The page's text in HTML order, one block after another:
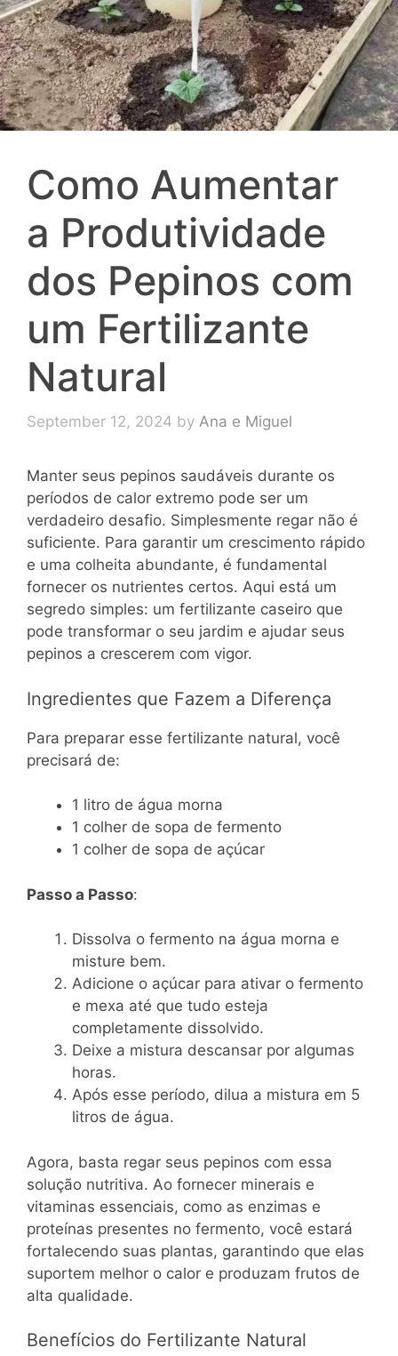
Como Aumentar
a Produtividade
dos Pepinos com
um Fertilizante
Natural
September 12, 2024 by Ana e Miguel
Manter seus pepinos saudáveis durante os
períodos de calor extremo pode ser um
verdadeiro desafio. Simplesmente regar não é
suficiente. Para garantir um crescimento rápido
e uma colheita abundante, é fundamental
fornecer os nutrientes certos. Aqui está um
segredo simples: um fertilizante caseiro que
pode transformar o seu jardim e ajudar seus
pepinos a crescerem com vigor.
Ingredientes que Fazem a Diferença
Para preparar esse fertilizante natural, você
precisará de:
1 litro de água morna
1 colher de sopa de fermento
1 colher de sopa de açúcar
Passo a Passo:
Dissolva o fermento na água morna e
misture bem.
Adicione o açúcar para ativar o fermento
e mexa até que tudo esteja
completamente dissolvido.
Deixe a mistura descansar por algumas
horas.
Após esse período, dilua a mistura em 5
litros de água.
Agora, basta regar seus pepinos com essa
solução nutritiva. Ao fornecer minerais e
vitaminas essenciais, como as enzimas e
proteínas presentes no fermento, você estará
fortalecendo suas plantas, garantindo que elas
suportem melhor o calor e produzam frutos de
alta qualidade.
Benefícios do Fertilizante Natural